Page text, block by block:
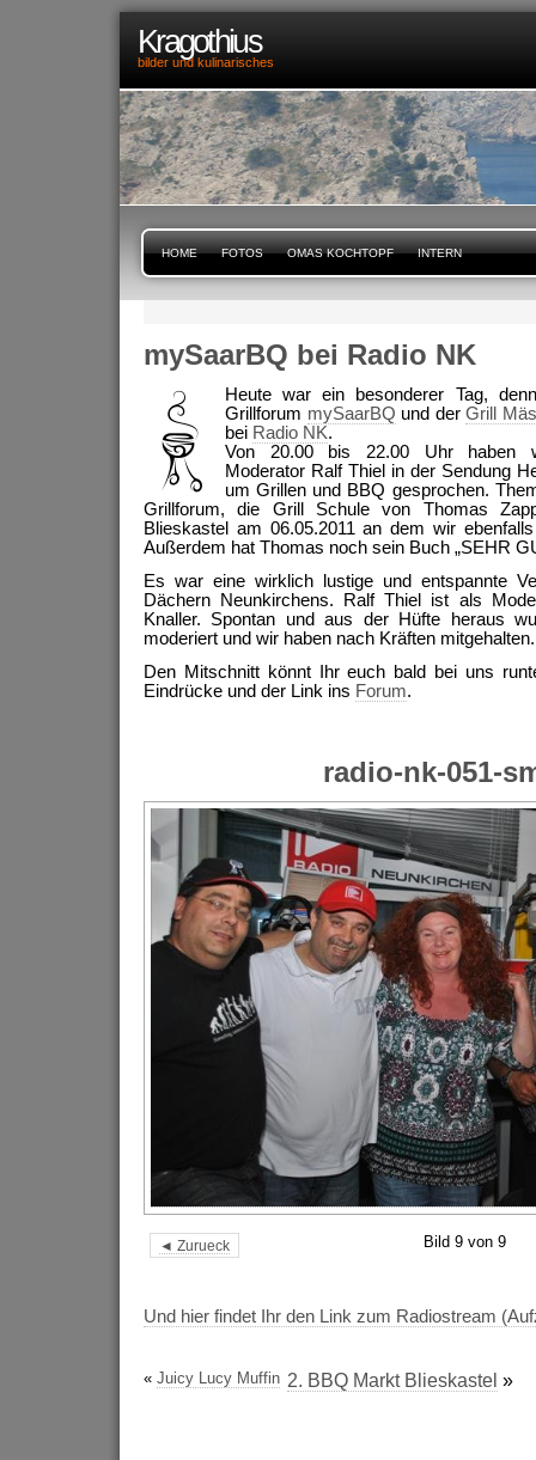
Kragothius
bilder und kulinarisches
HOME FOTOS OMAS KOCHTOPF INTERN
mySaarBQ bei Radio NK
Heute war ein besonderer Tag,
Grillforum mySaarBQ und der Grill
bei Radio NK.
Von 20.00 bis 22.00 Uhr haben
Moderator Ralf Thiel in der Sendung
um Grillen und BBQ gesprochen.
Grillforum, die Grill Schule von Thomas
Blieskastel am 06.05.2011 an dem wir
Außerdem hat Thomas noch sein Buch „SEHR
Es war eine wirklich lustige und entspannte
Dächern Neunkirchens. Ralf Thiel ist als
Knaller. Spontan und aus der Hüfte heraus
moderiert und wir haben nach Kräften mitgehalten.
Den Mitschnitt könnt Ihr euch bald bei uns
Eindrücke und der Link ins Forum.
radio-nk-051-
◄ Zurueck Bild 9 von 9
Und hier findet Ihr den Link zum Radiostream
« Juicy Lucy Muffin 2. BBQ Markt Blieskastel »